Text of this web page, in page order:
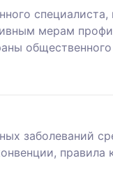
мерам
заболеваний